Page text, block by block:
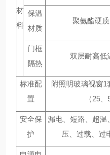
材
料
保温
材质
聚氨酯硬
门框
隔热
双层耐高低
标准配
置
附照明玻璃视窗1
（25
安全保
护
漏电、短路、超温
压、过载、过